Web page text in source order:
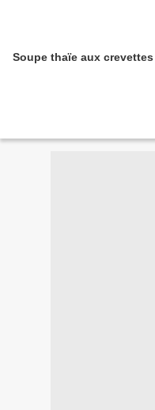
Soupe thaïe aux crevettes